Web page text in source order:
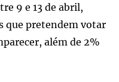
9 e 13 de abril,
que pretendem votar
além de 2%